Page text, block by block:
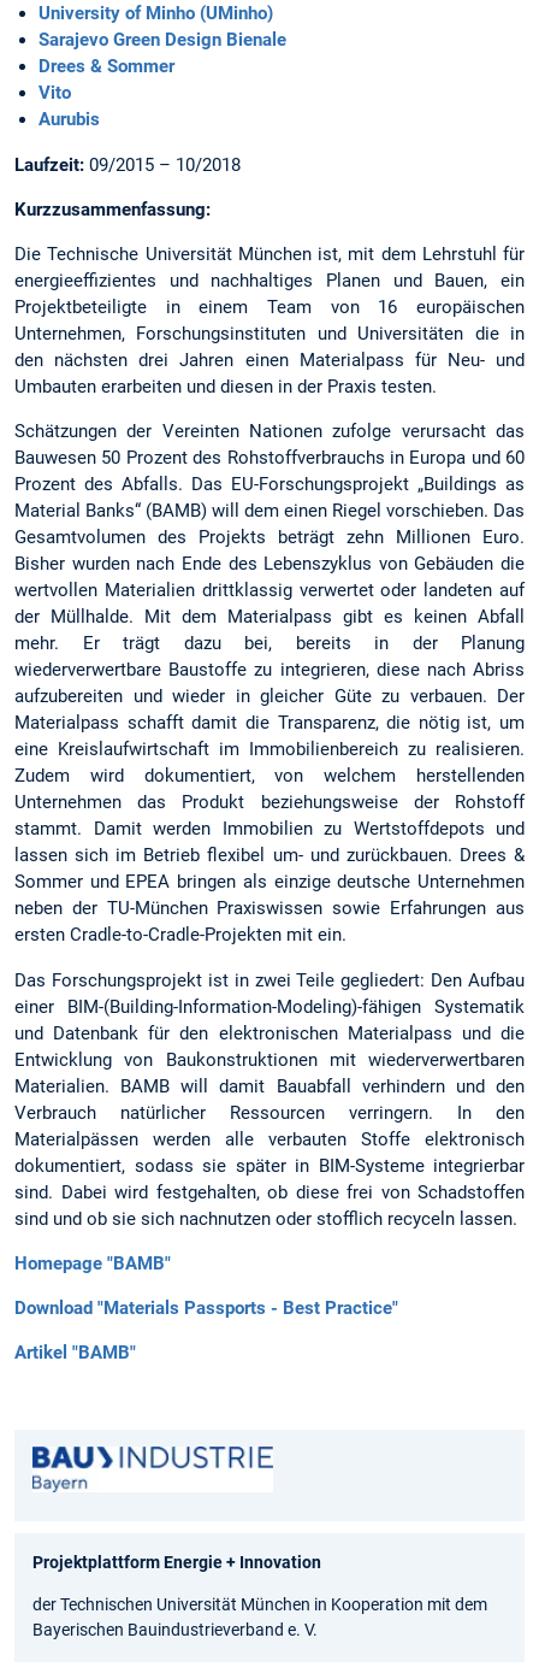
University of Minho (UMinho)
Sarajevo Green Design Bienale
Drees & Sommer
Vito
Aurubis
Laufzeit: 09/2015 – 10/2018
Kurzzusammenfassung:
Die Technische Universität München ist, mit dem Lehrstuhl für
energieeffizientes und nachhaltiges Planen und Bauen, ein
Projektbeteiligte in einem Team von 16 europäischen
Unternehmen, Forschungsinstituten und Universitäten die in
den nächsten drei Jahren einen Materialpass für Neu- und
Umbauten erarbeiten und diesen in der Praxis testen.
Schätzungen der Vereinten Nationen zufolge verursacht das
Bauwesen 50 Prozent des Rohstoffverbrauchs in Europa und 60
Prozent des Abfalls. Das EU-Forschungsprojekt „Buildings as
Material Banks“ (BAMB) will dem einen Riegel vorschieben. Das
Gesamtvolumen des Projekts beträgt zehn Millionen Euro.
Bisher wurden nach Ende des Lebenszyklus von Gebäuden die
wertvollen Materialien drittklassig verwertet oder landeten auf
der Müllhalde. Mit dem Materialpass gibt es keinen Abfall
mehr. Er trägt dazu bei, bereits in der Planung
wiederverwertbare Baustoffe zu integrieren, diese nach Abriss
aufzubereiten und wieder in gleicher Güte zu verbauen. Der
Materialpass schafft damit die Transparenz, die nötig ist, um
eine Kreislaufwirtschaft im Immobilienbereich zu realisieren.
Zudem wird dokumentiert, von welchem herstellenden
Unternehmen das Produkt beziehungsweise der Rohstoff
stammt. Damit werden Immobilien zu Wertstoffdepots und
lassen sich im Betrieb flexibel um- und zurückbauen. Drees &
Sommer und EPEA bringen als einzige deutsche Unternehmen
neben der TU-München Praxiswissen sowie Erfahrungen aus
ersten Cradle-to-Cradle-Projekten mit ein.
Das Forschungsprojekt ist in zwei Teile gegliedert: Den Aufbau
einer BIM-(Building-Information-Modeling)-fähigen Systematik
und Datenbank für den elektronischen Materialpass und die
Entwicklung von Baukonstruktionen mit wiederverwertbaren
Materialien. BAMB will damit Bauabfall verhindern und den
Verbrauch natürlicher Ressourcen verringern. In den
Materialpässen werden alle verbauten Stoffe elektronisch
dokumentiert, sodass sie später in BIM-Systeme integrierbar
sind. Dabei wird festgehalten, ob diese frei von Schadstoffen
sind und ob sie sich nachnutzen oder stofflich recyceln lassen.
Homepage "BAMB"
Download "Materials Passports - Best Practice"
Artikel "BAMB"
Projektplattform Energie + Innovation
der Technischen Universität München in Kooperation mit dem
Bayerischen Bauindustrieverband e. V.